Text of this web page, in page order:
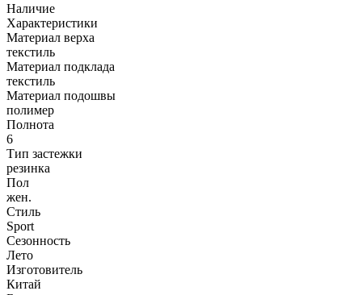
Наличие
Характеристики
Материал верха
текстиль
Материал подклада
текстиль
Материал подошвы
полимер
Полнота
6
Тип застежки
резинка
Пол
жен.
Стиль
Sport
Сезонность
Лето
Изготовитель
Китай